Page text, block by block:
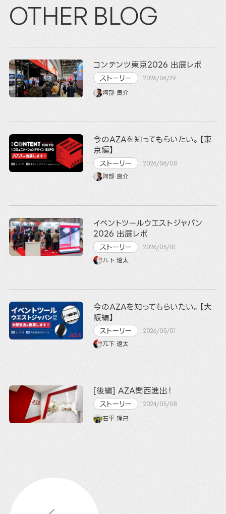
OTHER BLOG
コンテンツ東京2026 出展レポ
ストーリー 2026/06/29
阿部 良介
今のAZAを知ってもらいたい。【東
京編】
ストーリー 2026/06/08
阿部 良介
イベントツールウエストジャパン
2026 出展レポ
ストーリー 2026/05/18
兀下 遼太
今のAZAを知ってもらいたい。【大
阪編】
ストーリー 2026/05/01
兀下 遼太
[後編] AZA関西進出！
ストーリー 2024/05/08
石平 理己